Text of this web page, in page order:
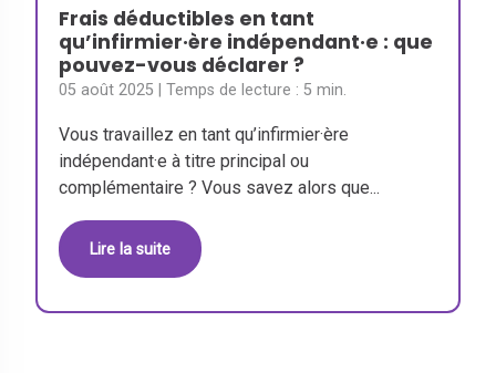
Frais déductibles en tant
qu’infirmier·ère indépendant·e : que
pouvez-vous déclarer ?
05 août 2025 | Temps de lecture :5 min.
Vous travaillez en tant qu’infirmier·ère
indépendant·e à titre principal ou
complémentaire ? Vous savez alors que...
Lire la suite